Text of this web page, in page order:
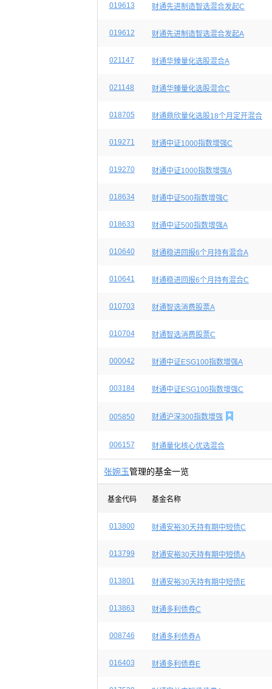
019613 财通先进制造智选混合发起C
019612 财通先进制造智选混合发起A
021147 财通华臻量化选股混合A
021148 财通华臻量化选股混合C
018705 财通鼎欣量化选股18个月定开混合
019271 财通中证1000指数增强C
019270 财通中证1000指数增强A
018634 财通中证500指数增强C
018633 财通中证500指数增强A
010640 财通稳进回报6个月持有混合A
010641 财通稳进回报6个月持有混合C
010703 财通智选消费股票A
010704 财通智选消费股票C
000042 财通中证ESG100指数增强A
003184 财通中证ESG100指数增强C
005850 财通沪深300指数增强 
006157 财通量化核心优选混合
张婉玉管理的基金一览
基金代码 基金名称
013800 财通安裕30天持有期中短债C
013799 财通安裕30天持有期中短债A
013801 财通安裕30天持有期中短债E
013863 财通多利债券C
008746 财通多利债券A
016403 财通多利债券E